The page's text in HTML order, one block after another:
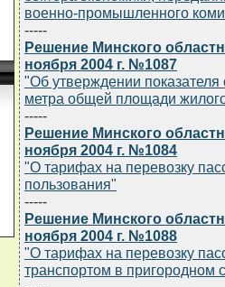
военно-промышленного
-----
Решение Минского
ноября 2004 г. №1087
"Об утверждении показателя
метра общей площади
-----
Решение Минского
ноября 2004 г. №1084
"О тарифах на перевозку
пользования"
-----
Решение Минского
ноября 2004 г. №1088
"О тарифах на перевозку
транспортом в пригородном